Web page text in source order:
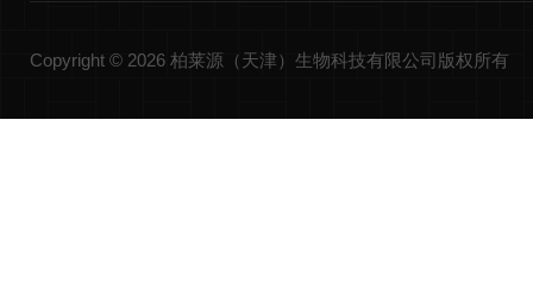
Copyright © 2026 柏莱源（天津）生物科技有限公司版权所有